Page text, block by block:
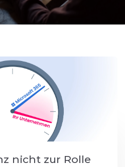
nicht zur Rolle